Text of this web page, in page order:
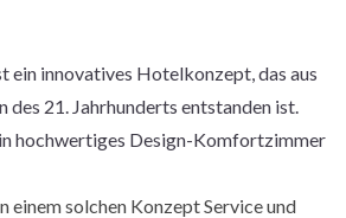
ein innovatives Hotelkonzept, das aus
des 21. Jahrhunderts entstanden ist.
hochwertiges Design-Komfortzimmer
einem solchen Konzept Service und